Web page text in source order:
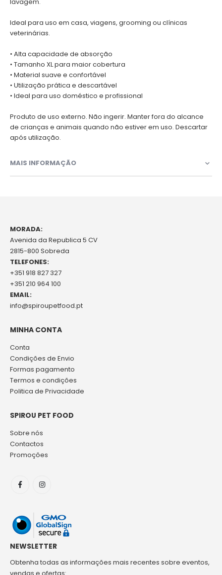
lavagem.
Ideal para uso em casa, viagens, grooming ou clínicas
veterinárias.
• Alta capacidade de absorção
• Tamanho XL para maior cobertura
• Material suave e confortável
• Utilização prática e descartável
• Ideal para uso doméstico e profissional
Produto de uso externo. Não ingerir. Manter fora do alcance
de crianças e animais quando não estiver em uso. Descartar
após utilização.
MAIS INFORMAÇÃO
MORADA:
Avenida da Republica 5 CV
2815-800 Sobreda
TELEFONES:
+351 918 827 327
+351 210 964 100
EMAIL:
info@spiroupetfood.pt
MINHA CONTA
Conta
Condições de Envio
Formas pagamento
Termos e condições
Politica de Privacidade
SPIROU PET FOOD
Sobre nós
Contactos
Promoções
NEWSLETTER
Obtenha todas as informações mais recentes sobre eventos,